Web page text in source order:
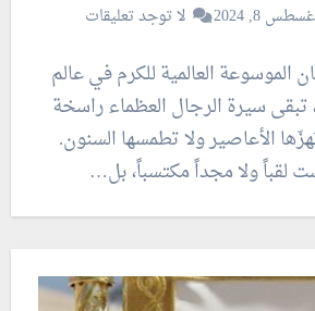
8, 2024 لا توجد تعليقات
الموسوعة العالمية للكرم في عالم
تبقى سيرة الرجال العظماء راسخة
الأعاصير ولا تطمسها السنون.
لقباً ولا مجداً مكتسباً، بل…